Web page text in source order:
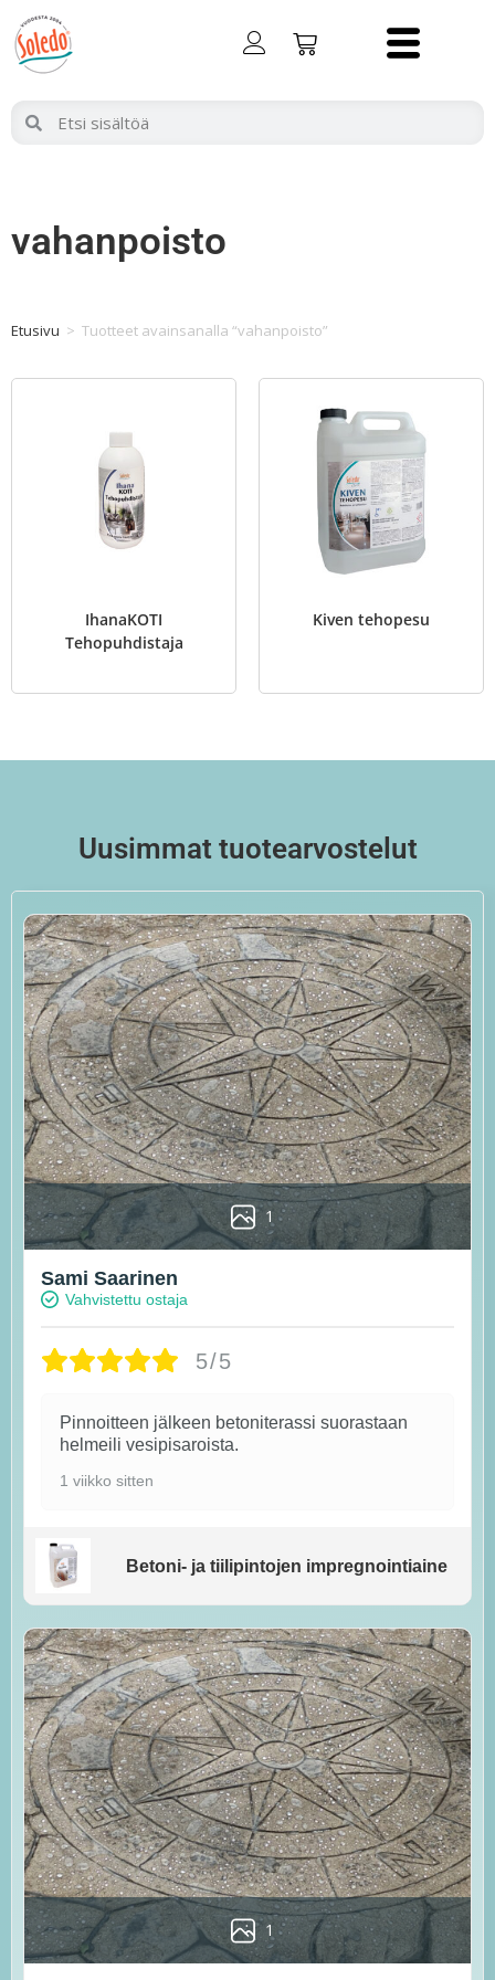
vahanpoisto
Etusivu > Tuotteet avainsanalla “vahanpoisto”
IhanaKOTI
Tehopuhdistaja
Kiven tehopesu
Uusimmat tuotearvostelut
1
Sami Saarinen
Vahvistettu ostaja
5/5
Pinnoitteen jälkeen betoniterassi suorastaan
helmeili vesipisaroista.
1 viikko sitten
Betoni- ja tiilipintojen impregnointiaine
1